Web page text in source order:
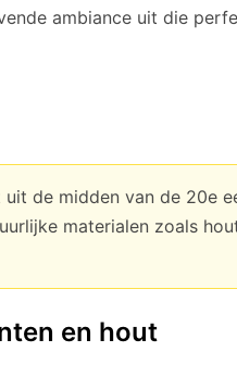
ambiance uit die
de midden van de 20e
materialen zoals
en hout